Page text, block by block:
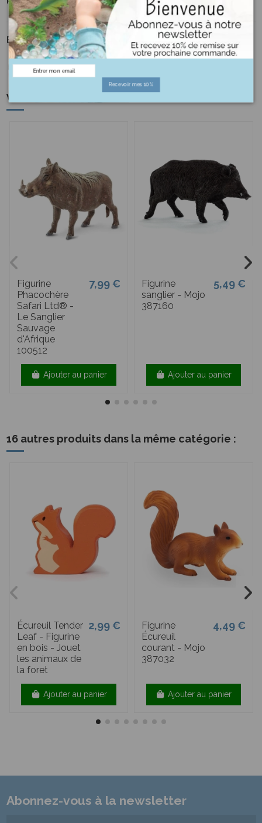
Jeu Jouet
EAN-13 4013594800921
Vous aimerez aussi
Figurine
Phacochère
Safari Ltd® -
Le Sanglier
Sauvage
d'Afrique
100512
7,99 €
Ajouter au panier
Figurine
sanglier - Mojo
387160
5,49 €
Ajouter au panier
16 autres produits dans la même catégorie :
Écureuil Tender
Leaf - Figurine
en bois - Jouet
les animaux de
la foret
2,99 €
Ajouter au panier
Figurine
Écureuil
courant - Mojo
387032
4,49 €
Ajouter au panier
Abonnez-vous à la newsletter
Recevoir mes 10%